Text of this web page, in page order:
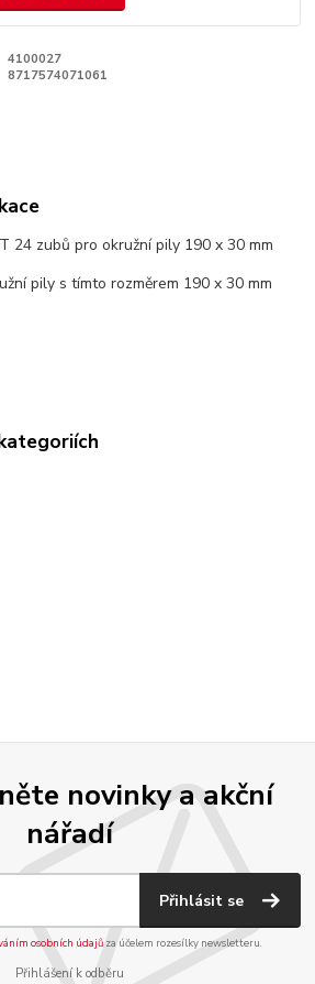
4100027
8717574071061
24 zubů pro okružní pily 190 x 30 mm
pily s tímto rozměrem 190 x 30 mm
novinky a akční
nářadí
Přihlásit se
osobních údajůza účelem rozesílky newsletteru.
Přihlášení k odběru